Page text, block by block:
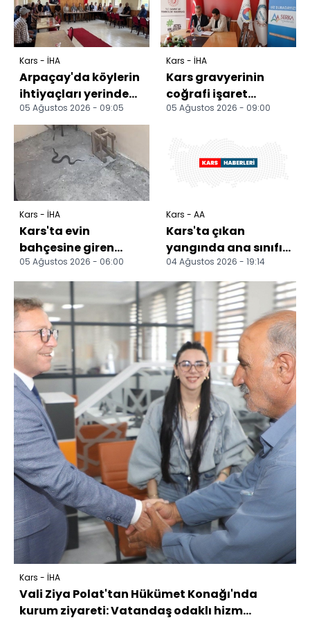
Kars - İHA
Arpaçay'da köylerin
ihtiyaçları yerinde
incelendi
05 Ağustos 2026 - 09:05
Kars - İHA
Kars gravyerinin
coğrafi işaret
statüsü
05 Ağustos 2026 - 09:00
Kars - İHA
Kars'ta evin
bahçesine giren
yılan itfaiyeyi
harekete geçirdi
05 Ağustos 2026 - 06:00
Kars - AA
Kars'ta çıkan
yangında ana sınıfı
binası kullanılamaz
hale geldi
04 Ağustos 2026 - 19:14
Kars - İHA
Vali Ziya Polat'tan Hükümet Konağı'nda
kurum ziyareti: Vatandaş odaklı hizm...